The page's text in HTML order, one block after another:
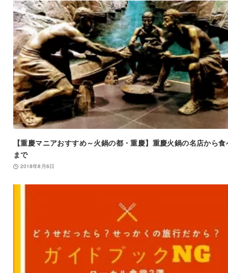
【重慶マニアおすすめ～火鍋の都・重慶】重慶火鍋の名店から食
まで
2018年8月6日